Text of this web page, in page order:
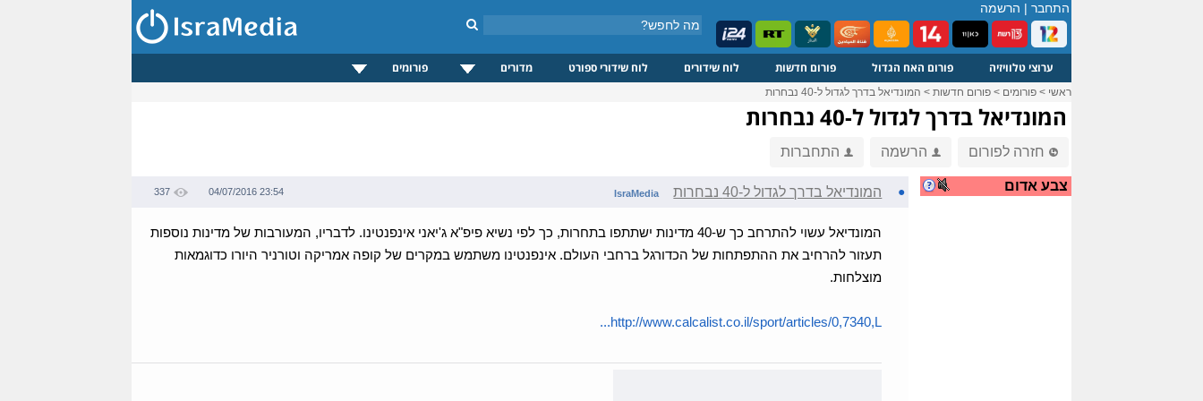
התחבר | הרשמה
ערוצי טלוויזיה פורום האח הגדול פורום חדשות לוח שידורים לוח שידורי ספורט מדורים פורומים
ראשי > פורומים > פורום חדשות > המונדיאל בדרך לגדול ל-40 נבחרות
המונדיאל בדרך לגדול ל-40 נבחרות
חזרה לפורום הרשמה התחברות
צבע אדום ● המונדיאל בדרך לגדול ל-40 נבחרות IsraMedia
04/07/2016 23:54
337
המונדיאל עשוי להתרחב כך ש-40 מדינות ישתתפו בתחרות, כך לפי נשיא פיפ"א ג'יאני אינפנטינו. לדבריו, המעורבות של מדינות נוספות
תעזור להרחיב את ההתפתחות של הכדורגל ברחבי העולם. אינפנטינו משתמש במקרים של קופה אמריקה וטורניר היורו כדוגמאות
מוצלחות.
http://www.calcalist.co.il/sport/articles/0,7340,L...